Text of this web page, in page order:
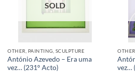
SOLD
OTHER, PAINTING, SCULPTURE
António Azevedo – Era uma
vez… (231° Acto)
vez…